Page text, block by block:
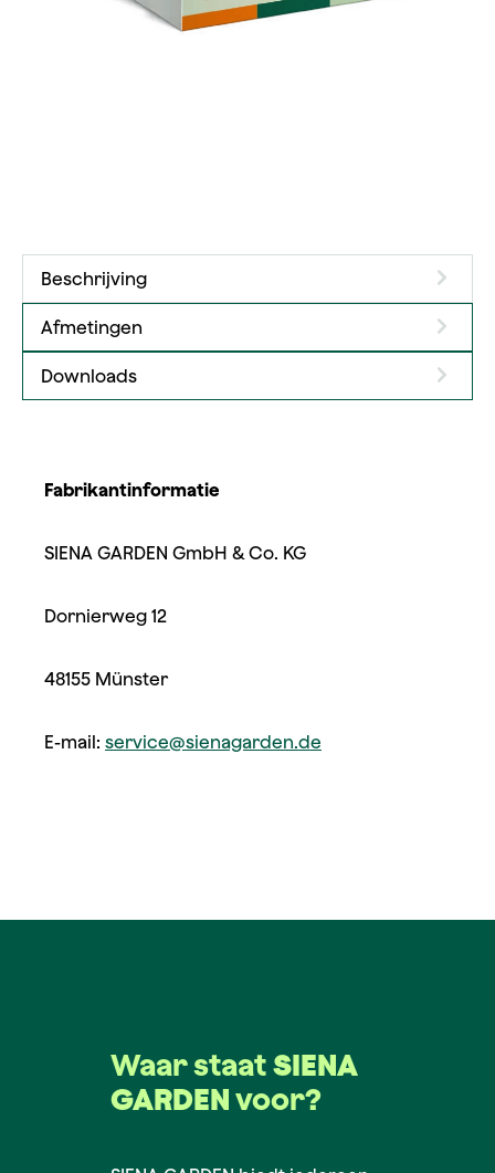
Beschrijving
Afmetingen
Downloads
Fabrikantinformatie
SIENA GARDEN GmbH & Co. KG
Dornierweg 12
48155 Münster
E-mail: service@sienagarden.de
Waar staatSIENA
GARDENvoor?